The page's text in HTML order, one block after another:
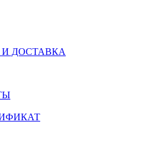
ДОСТАВКА